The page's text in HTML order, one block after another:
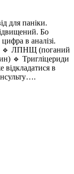
для паніки.
Бо
в аналізі.
🔹 ЛПНЩ (поганий
🔹 Тригліцериди
в